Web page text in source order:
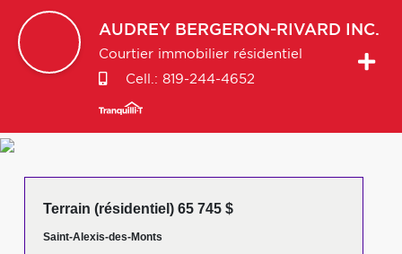
AUDREY BERGERON-RIVARD INC.
Courtier immobilier résidentiel
Cell.: 819-244-4652
Terrain (résidentiel) 65 745 $
Saint-Alexis-des-Monts